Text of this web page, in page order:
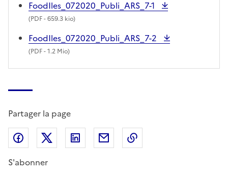
FoodIles_072020_Publi_ARS_7-1
(PDF- 659.3 kio)
FoodIles_072020_Publi_ARS_7-2
(PDF- 1.2 Mio)
Partager la page
Partager sur Facebook
Partager sur X (anciennement Twitter)
Partager sur LinkedIn
Partager par email
S'abonner